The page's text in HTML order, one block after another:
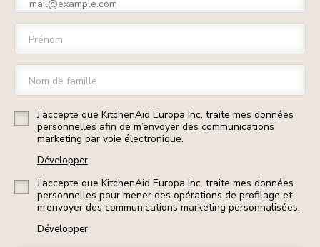
Prénom
Nom de famille
J’accepte que KitchenAid Europa Inc. traite mes données
personnelles afin de m’envoyer des communications
marketing par voie électronique.
Développer
J’accepte que KitchenAid Europa Inc. traite mes données
personnelles pour mener des opérations de profilage et
m’envoyer des communications marketing personnalisées.
Développer